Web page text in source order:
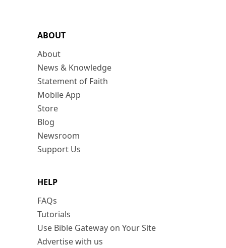
ABOUT
About
News & Knowledge
Statement of Faith
Mobile App
Store
Blog
Newsroom
Support Us
HELP
FAQs
Tutorials
Use Bible Gateway on Your Site
Advertise with us